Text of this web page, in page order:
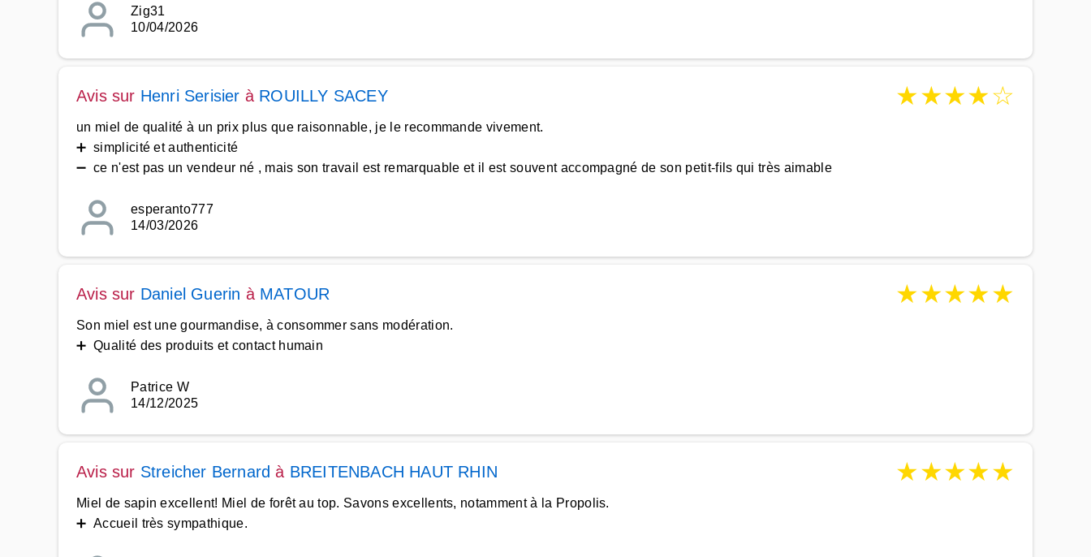
Zig31
10/04/2026
Avis sur Henri Serisier à ROUILLY SACEY ★★★★☆
un miel de qualité à un prix plus que raisonnable, je le recommande vivement.
➕ simplicité et authenticité
➖ ce n'est pas un vendeur né , mais son travail est remarquable et il est souvent accompagné de son petit-fils qui très aimable
esperanto777
14/03/2026
Avis sur Daniel Guerin à MATOUR ★★★★★
Son miel est une gourmandise, à consommer sans modération.
➕ Qualité des produits et contact humain
Patrice W
14/12/2025
Avis sur Streicher Bernard à BREITENBACH HAUT RHIN ★★★★★
Miel de sapin excellent! Miel de forêt au top. Savons excellents, notamment à la Propolis.
➕ Accueil très sympathique.